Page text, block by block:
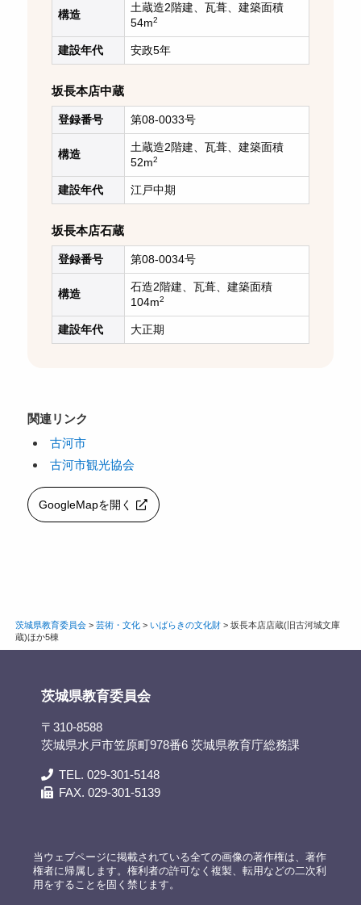
構造
土蔵造2階建、瓦葺、建築面積
54m2
建設年代 安政5年
坂長本店中蔵
登録番号 第08-0033号
構造
土蔵造2階建、瓦葺、建築面積
52m2
建設年代 江戸中期
坂長本店石蔵
登録番号 第08-0034号
構造
石造2階建、瓦葺、建築面積
104m2
建設年代 大正期
関連リンク
古河市
古河市観光協会
GoogleMapを開く
茨城県教育委員会> 芸術・文化> いばらきの文化財> 坂長本店店蔵(旧古河城文庫
蔵)ほか5棟
茨城県教育委員会
〒310-8588
茨城県水戸市笠原町978番6 茨城県教育庁総務課
TEL. 029-301-5148
FAX. 029-301-5139
当ウェブページに掲載されている全ての画像の著作権は、著作
権者に帰属します。権利者の許可なく複製、転用などの二次利
用をすることを固く禁じます。